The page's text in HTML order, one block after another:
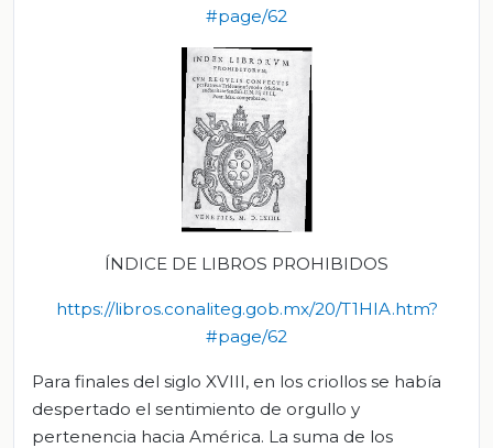
#page/62
ÍNDICE DE LIBROS PROHIBIDOS
https://libros.conaliteg.gob.mx/20/T1HIA.htm?
#page/62
Para finales del siglo XVIII, en los criollos se había
despertado el sentimiento de orgullo y
pertenencia hacia América. La suma de los